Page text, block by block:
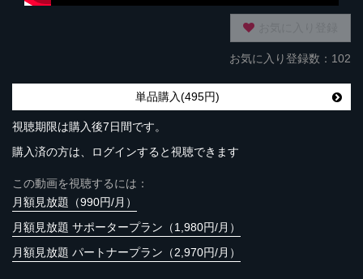
お気に入り登録数：102
単品購入(495円)
視聴期限は購入後7日間です。
購入済の方は、ログインすると視聴できます
この動画を視聴するには：
月額見放題（990円/月）
月額見放題 サポータープラン（1,980円/月）
月額見放題 パートナープラン（2,970円/月）